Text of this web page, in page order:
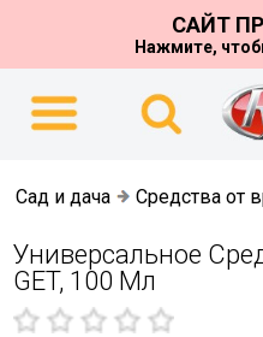
САЙТ
Нажмите,
Сад и дача Средства от
Универсальное
GET, 100 Мл